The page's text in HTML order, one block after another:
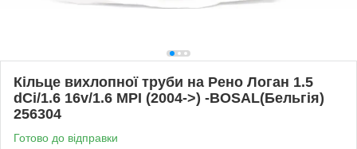
Кільце вихлопної труби на Рено Логан 1.5
dCi/1.6 16v/1.6 MPI (2004->) -BOSAL(Бельгія)
256304
Готово до відправки